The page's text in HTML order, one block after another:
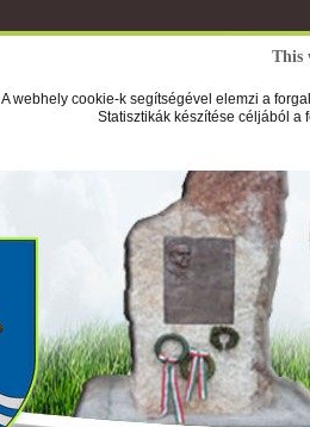
This
A webhely cookie-k segítségével elemzi a
Statisztikák készítése céljából a